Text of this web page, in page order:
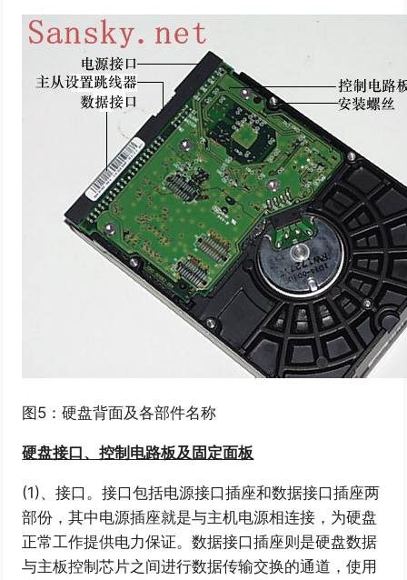
图5：硬盘背面及各部件名称
硬盘接口、控制电路板及固定面板
(1)、接口。接口包括电源接口插座和数据接口插座两
部份，其中电源插座就是与主机电源相连接，为硬盘
正常工作提供电力保证。数据接口插座则是硬盘数据
与主板控制芯片之间进行数据传输交换的通道，使用